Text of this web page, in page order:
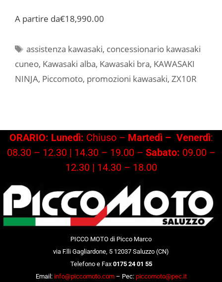
A partire da€18,990.00
Tag
assistenza kawasaki, concessionario kawasaki
cuneo, Kawasaki alba, Kawasaki bra, KAWASAKI
NINJA, Piccomoto, promozioni kawasaki, ZX10R
ORARIO: Lunedì: Chiuso – Martedì – Venerdì:
08.30 – 12.30 | 14.30 – 19.00 – Sabato: 09.00 –
12.30 | 14.30 – 18.00
PICCO MOTO di Picco Marco
via F.lli Gagliardone, 5 12037 Saluzzo (CN)
Telefono e Fax 0175 24 01 55
Email: info@piccomoto.com– Pec: piccomoto@pec.it